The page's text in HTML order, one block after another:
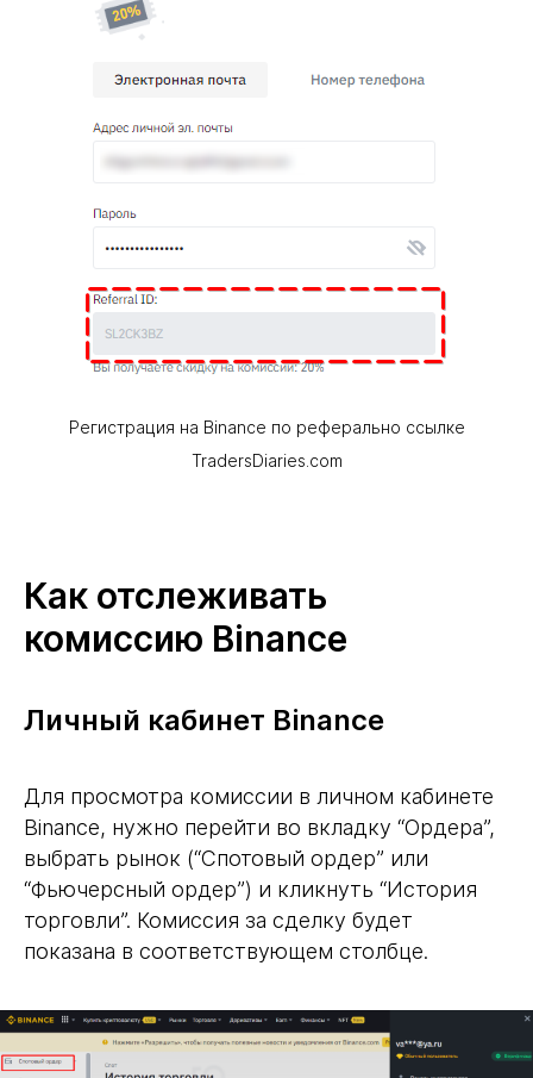
Регистрация на Binance по реферально ссылке
TradersDiaries.com
Как отслеживать
комиссию Binance
Личный кабинет Binance
Для просмотра комиссии в личном кабинете
Binance, нужно перейти во вкладку “Ордера”,
выбрать рынок (“Спотовый ордер” или
“Фьючерсный ордер”) и кликнуть “История
торговли”. Комиссия за сделку будет
показана в соответствующем столбце.